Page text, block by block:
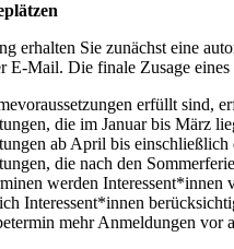
erhalten Sie zunächst eine
E-Mail. Die finale Zusage
erfüllt sind,
die im Januar bis März
ab April bis
die nach den
werden
Interessent*innen
mehr Anmeldungen vor